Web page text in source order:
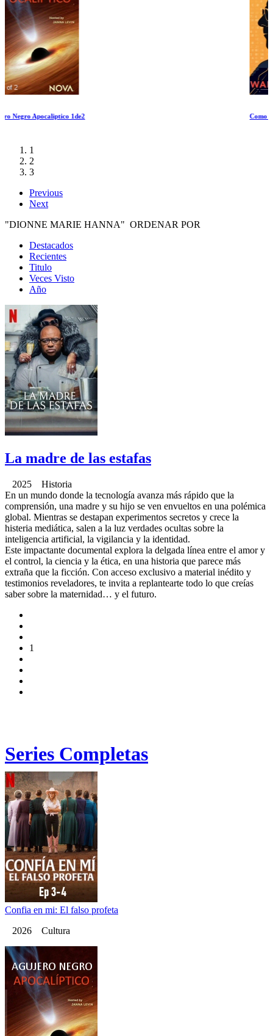
Como ser Warren Buffet
1
2
3
Previous
Next
"DIONNE MARIE HANNA" ORDENAR POR
Destacados
Recientes
Titulo
Veces Visto
Año
La madre de las estafas
2025 Historia
En un mundo donde la tecnología avanza más rápido que la
comprensión, una madre y su hijo se ven envueltos en una polémica
global. Mientras se destapan experimentos secretos y crece la
histeria mediática, salen a la luz verdades ocultas sobre la
inteligencia artificial, la vigilancia y la identidad.
Este impactante documental explora la delgada línea entre el amor y
el control, la ciencia y la ética, en una historia que parece más
extraña que la ficción. Con acceso exclusivo a material inédito y
testimonios reveladores, te invita a replantearte todo lo que creías
saber sobre la maternidad… y el futuro.
1
Series Completas
Confia en mi: El falso profeta
2026 Cultura